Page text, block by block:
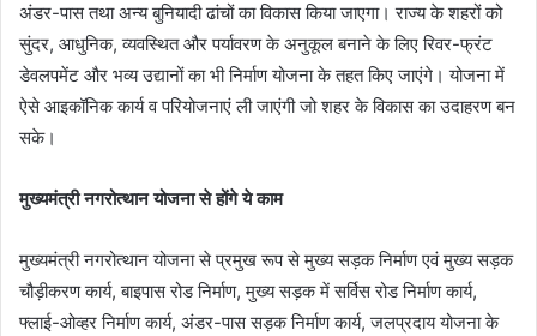
अंडर-पास तथा अन्य बुनियादी ढांचों का विकास किया जाएगा। राज्य के शहरों को
सुंदर, आधुनिक, व्यवस्थित और पर्यावरण के अनुकूल बनाने के लिए रिवर-फ्रंट
डेवलपमेंट और भव्य उद्यानों का भी निर्माण योजना के तहत किए जाएंगे। योजना में
ऐसे आइकॉनिक कार्य व परियोजनाएं ली जाएंगी जो शहर के विकास का उदाहरण बन
सके।
मुख्यमंत्री नगरोत्थान योजना से होंगे ये काम
मुख्यमंत्री नगरोत्थान योजना से प्रमुख रूप से मुख्य सड़क निर्माण एवं मुख्य सड़क
चौड़ीकरण कार्य, बाइपास रोड निर्माण, मुख्य सड़क में सर्विस रोड निर्माण कार्य,
फ्लाई-ओव्हर निर्माण कार्य, अंडर-पास सड़क निर्माण कार्य, जलप्रदाय योजना के